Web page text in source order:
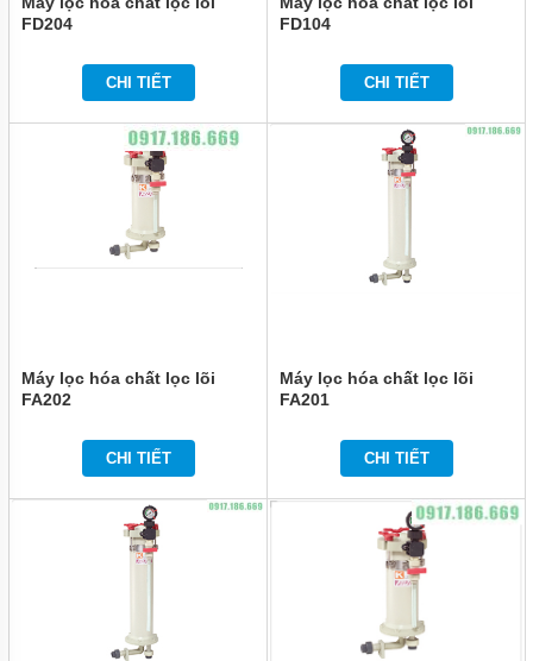
FD204
CHI TIẾT
FD104
CHI TIẾT
Máy lọc hóa chất lọc lõi
FA202
CHI TIẾT
Máy lọc hóa chất lọc lõi
FA201
CHI TIẾT